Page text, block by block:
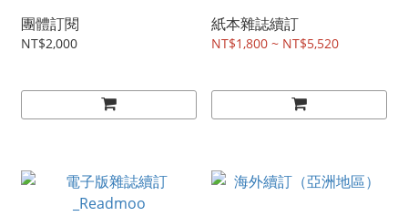
團體訂閱
NT$2,000
紙本雜誌續訂
NT$1,800 ~ NT$5,520